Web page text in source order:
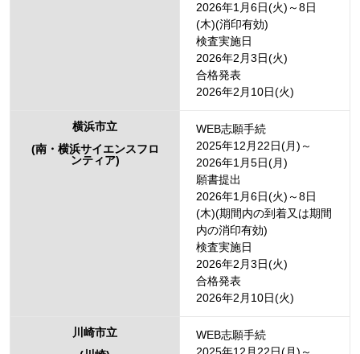
2026年1月6日(火)～8日
(木)(消印有効)
検査実施日
2026年2月3日(火)
合格発表
2026年2月10日(火)
横浜市立
(南・横浜サイエンスフロ
ンティア)
WEB志願手続
2025年12月22日(月)～
2026年1月5日(月)
願書提出
2026年1月6日(火)～8日
(木)(期間内の到着又は期間
内の消印有効)
検査実施日
2026年2月3日(火)
合格発表
2026年2月10日(火)
川崎市立
WEB志願手続